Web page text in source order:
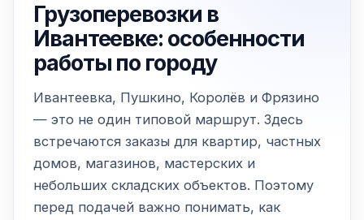
Грузоперевозки в
Ивантеевке: особенности
работы по городу
Ивантеевка, Пушкино, Королёв и Фрязино
— это не один типовой маршрут. Здесь
встречаются заказы для квартир, частных
домов, магазинов, мастерских и
небольших складских объектов. Поэтому
перед подачей важно понимать, как